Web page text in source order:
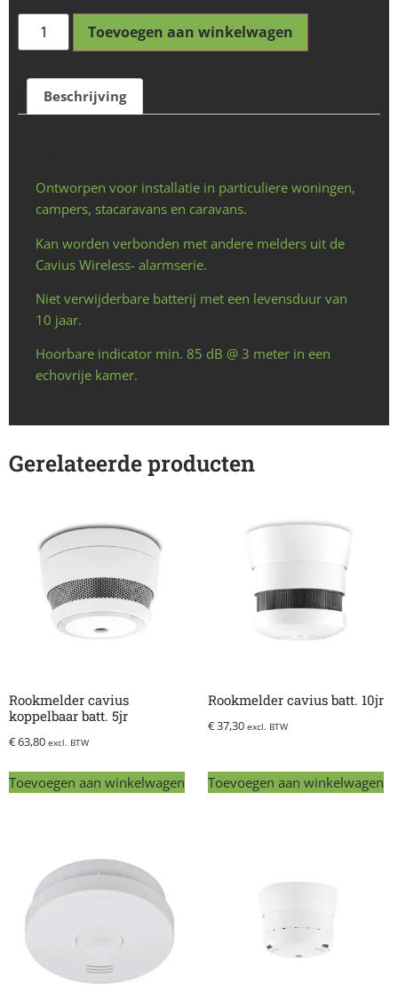
Toevoegen aan winkelwagen
Beschrijving
Ontworpen voor installatie in particuliere woningen,
campers, stacaravans en caravans.
Kan worden verbonden met andere melders uit de
Cavius Wireless- alarmserie.
Niet verwijderbare batterij met een levensduur van
10 jaar.
Hoorbare indicator min. 85 dB @ 3 meter in een
echovrije kamer.
Gerelateerde producten
Rookmelder cavius
koppelbaar batt. 5jr
€63,80 excl. BTW
Toevoegen aan winkelwagen
Rookmelder cavius batt. 10jr
€37,30 excl. BTW
Toevoegen aan winkelwagen